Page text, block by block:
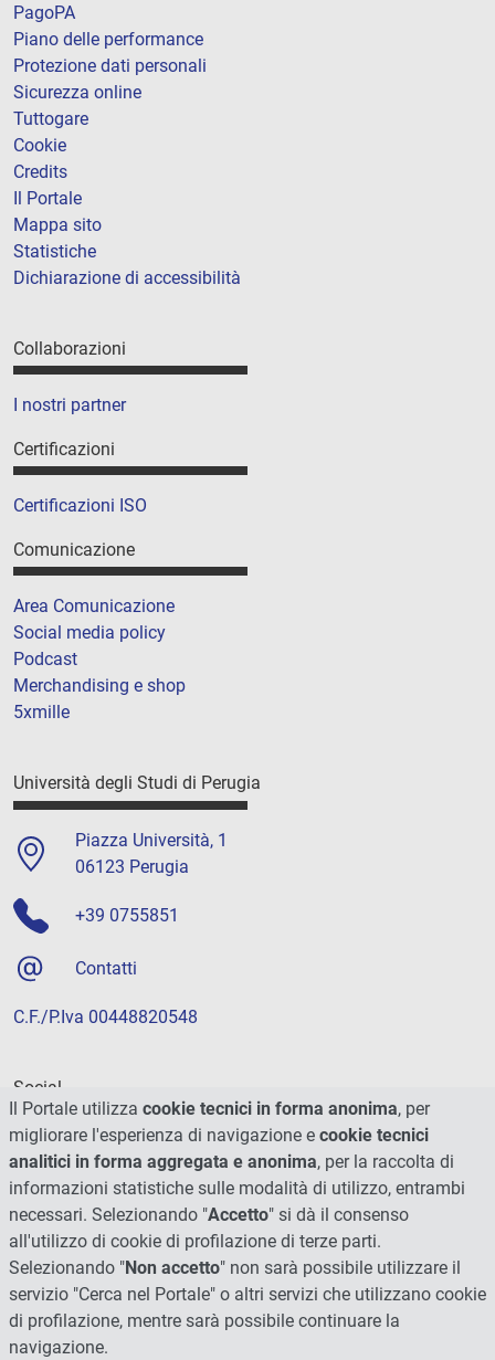
PagoPA
Piano delle performance
Protezione dati personali
Sicurezza online
Tuttogare
Cookie
Credits
Il Portale
Mappa sito
Statistiche
Dichiarazione di accessibilità
Collaborazioni
I nostri partner
Certificazioni
Certificazioni ISO
Comunicazione
Area Comunicazione
Social media policy
Podcast
Merchandising e shop
5xmille
Università degli Studi di Perugia
Piazza Università, 1
06123 Perugia
+39 0755851
Contatti
C.F./P.Iva 00448820548
Social
Il Portale utilizza cookie tecnici in forma anonima, per
migliorare l'esperienza di navigazione e cookie tecnici
analitici in forma aggregata e anonima, per la raccolta di
informazioni statistiche sulle modalità di utilizzo, entrambi
necessari. Selezionando "Accetto" si dà il consenso
all'utilizzo di cookie di profilazione di terze parti.
Selezionando "Non accetto" non sarà possibile utilizzare il
servizio "Cerca nel Portale" o altri servizi che utilizzano cookie
di profilazione, mentre sarà possibile continuare la
navigazione.